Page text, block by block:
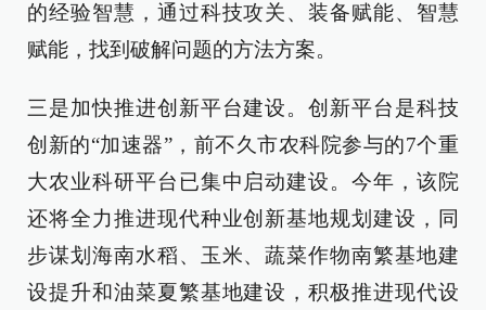
的经验智慧，通过科技攻关、装备赋能、智慧
赋能，找到破解问题的方法方案。
三是加快推进创新平台建设。创新平台是科技
创新的“加速器”，前不久市农科院参与的7个重
大农业科研平台已集中启动建设。今年，该院
还将全力推进现代种业创新基地规划建设，同
步谋划海南水稻、玉米、蔬菜作物南繁基地建
设提升和油菜夏繁基地建设，积极推进现代设